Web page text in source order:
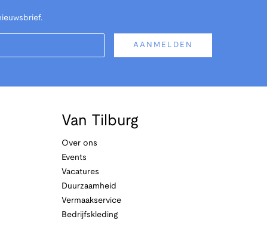
AANMELDEN
Van Tilburg
Over ons
Events
Vacatures
Duurzaamheid
Vermaakservice
Bedrijfskleding